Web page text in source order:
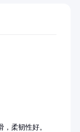
柔韧性好。